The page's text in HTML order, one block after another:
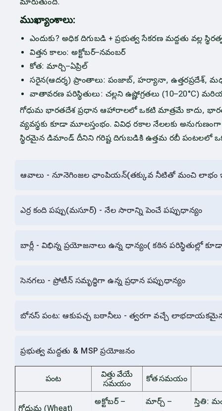
ముఖ్యాంశాలు:
ఎందుకు? అధిక దిగుబడి + ప్రభుత్వ సేకరణ మద్దతు వల్ల
విత్తన కాలం: అక్టోబర్–నవంబర్
కోత: మార్చి–ఏప్రిల్
సరైన(ఆదర్శ) ప్రాంతాలు: పంజాబ్, హర్యానా, ఉత్తరప్రదేశ్,
వాతావరణ పరిస్థితులు: చల్లని ఉష్ణోగ్రతలు (10–20°C)
గోధుమ భారతదేశ ప్రధాన ఆహారాలలో ఒకటి మాత్రమే కాదు,
వ్యవస్థకు కూడా మూలస్తంభం. వివిధ రకాల నేలలకు
స్థిరమైన డిమాండ్ దీనిని గరిష్ట దిగుబడికి ఉత్తమ రబీ పంటలలో
ఆవాలు - నూనెగింజల ఛాంపియన్(తక్కువ నీటితో మంచి లాభం
ఎర్ర కంది పప్పు(మసూర్) - నేల సారాన్ని పెంచే పప్పుధాన్యం
బార్లీ - విభిన్న ప్రయోజనాలు ఉన్న ధాన్యం( కఠిన పరిస్థితుల్లో
సెనగలు - ప్రోటీన్‌ సమృద్ధిగా ఉన్న ప్రధాన పప్పుధాన్యం
బోనస్ పంట: ఆకుపచ్చ బఠానీలు - త్వరగా వచ్చే
ప్రభుత్వ మద్దతు & MSP ప్రయోజనం
పంట
విత్తు వేయే
సమయం
కోత సమయం
గోధుమ (Wheat)
అక్టోబర్ –
మార్చ్ –
స్తితి: